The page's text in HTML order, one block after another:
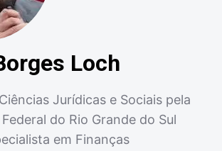
Loch
Jurídicas e Sociais pela
do Rio Grande do Sul
em Finanças